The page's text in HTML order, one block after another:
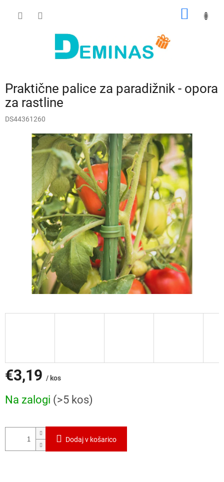
Praktične palice za paradižnik - opora
za rastline
DS44361260
€3,19 / kos
mere:
Na zalogi (>5 kos)
Dodaj v košarico